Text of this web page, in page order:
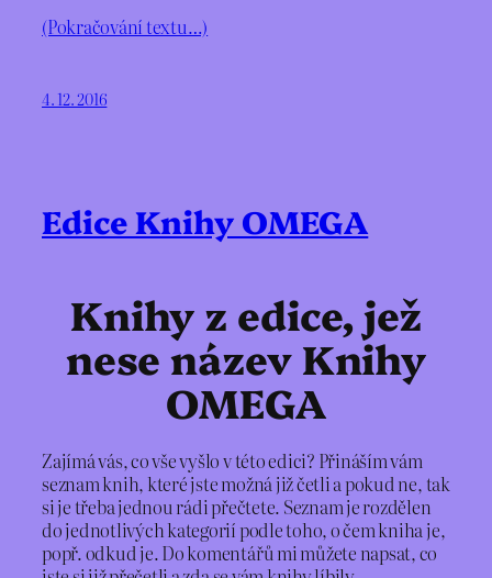
(Pokračování textu…)
4. 12. 2016
Edice Knihy OMEGA
Knihy z edice, jež
nese název Knihy
OMEGA
Zajímá vás, co vše vyšlo v této edici? Přináším vám
seznam knih, které jste možná již četli a pokud ne, tak
si je třeba jednou rádi přečtete. Seznam je rozdělen
do jednotlivých kategorií podle toho, o čem kniha je,
popř. odkud je. Do komentářů mi můžete napsat, co